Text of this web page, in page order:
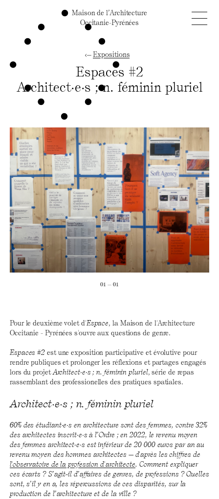
Maison de l’Architecture
Occitanie-Pyrénées
Expositions
Espaces #2
Architect·e·s ; n. féminin pluriel
01 — 01
Pour le deuxième volet d'Espace, la Maison de l'Architecture
Occitanie - Pyrénées s'ouvre aux questions de genre.
Espaces #2 est une exposition participative et évolutive pour
rendre publiques et prolonger les réflexions et partages engagés
lors du projetArchitect·e·s ; n. féminin pluriel, série de repas
rassemblant des professionelles des pratiques spatiales.
Architect·e·s ; n. féminin pluriel
60% des étudiant·e·s en architecture sont des femmes, contre 32%
des architectes inscrit·e·s à l’Ordre ; en 2022, le revenu moyen
des femmes architect·e·s est inférieur de 20 000 euros par an au
revenu moyen des hommes architectes — d'après les chiffres de
l'observatoire de la profession d'architecte. Comment expliquer
ces écarts ? S’agit-il d’affaires de genres, de professions ? Quelles
sont, s’il y en a, les répercussions de ces disparités, sur la
production de l’architecture et de la ville ?